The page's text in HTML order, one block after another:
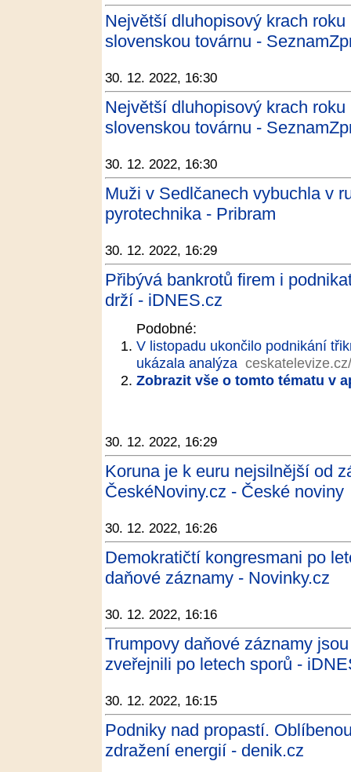
Největší dluhopisový krach roku
slovenskou továrnu -
30. 12. 2022, 16:30
Největší dluhopisový krach roku
slovenskou továrnu -
30. 12. 2022, 16:30
Muži v Sedlčanech vybuchla v
pyrotechnika - Pribram
30. 12. 2022, 16:29
Přibývá bankrotů firem i
drží - iDNES.cz
Podobné:
V listopadu ukončilo podnikání
ukázala analýza
Zobrazit vše o tomto tématu v
30. 12. 2022, 16:29
Koruna je k euru nejsilnější od
ČeskéNoviny.cz - České noviny
30. 12. 2022, 16:26
Demokratičtí kongresmani po
daňové záznamy - Novinky.cz
30. 12. 2022, 16:16
Trumpovy daňové záznamy
zveřejnili po letech sporů -
30. 12. 2022, 16:15
Podniky nad propastí.
zdražení energií - denik.cz